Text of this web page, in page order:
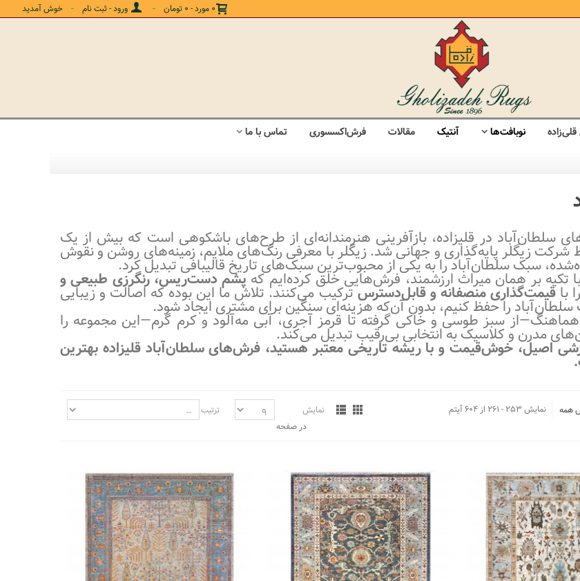
0 مورد- 0 تومان ورود - ثبت نام خوش آمدید
نوبافت‌ها آنتیک مقالات فرش‌اکسسوری تماس با ما
سلطان‌آباد در قلیزاده، بازآفرینی هنرمندانه‌ای از طرح‌های باشکوهی است که بیش از یک
زیگلر پایه‌گذاری و جهانی شد. زیگلر با معرفی رنگ‌های ملایم، زمینه‌های روشن و نقوش
سبک سلطان‌آباد را به یکی از محبوب‌ترین سبک‌های تاریخ قالیبافی تبدیل کرد.
با تکیه بر همان میراث ارزشمند، فرش‌هایی خلق کرده‌ایم کهپشم دست‌ریس، رنگرزی طبیعی و
را باقیمت‌گذاری منصفانه و قابل‌دسترسترکیب می‌کنند. تلاش ما این بوده که اصالت و زیبایی
سلطان‌آباد را حفظ کنیم، بدون آن‌که هزینه‌ای سنگین برای مشتری ایجاد شود.
سبز طوسی و خاکی گرفته تا قرمز آجری، آبی مه‌آلود و کرم گرم—این مجموعه را
مدرن و کلاسیک به انتخابی بی‌رقیب تبدیل می‌کند.
اصیل، خوش‌قیمت و با ریشه تاریخی معتبر هستید، فرش‌های سلطان‌آباد قلیزاده بهترین
ترتیب
نمایش
در صفحه
همه نمایش 253 - 261 از 604 آیتم